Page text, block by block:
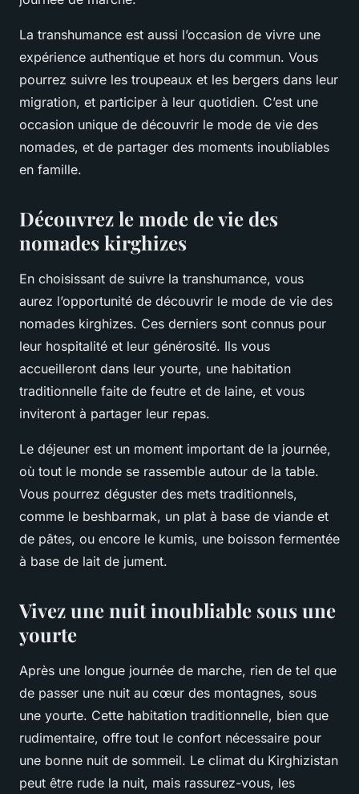
La transhumance est aussi l’occasion de vivre une
expérience authentique et hors du commun. Vous
pourrez suivre les troupeaux et les bergers dans leur
migration, et participer à leur quotidien. C’est une
occasion unique de découvrir le mode de vie des
nomades, et de partager des moments inoubliables
en famille.
Découvrez le mode de vie des
nomades kirghizes
En choisissant de suivre la transhumance, vous
aurez l’opportunité de découvrir le mode de vie des
nomades kirghizes. Ces derniers sont connus pour
leur hospitalité et leur générosité. Ils vous
accueilleront dans leur yourte, une habitation
traditionnelle faite de feutre et de laine, et vous
inviteront à partager leur repas.
Le déjeuner est un moment important de la journée,
où tout le monde se rassemble autour de la table.
Vous pourrez déguster des mets traditionnels,
comme le beshbarmak, un plat à base de viande et
de pâtes, ou encore le kumis, une boisson fermentée
à base de lait de jument.
Vivez une nuit inoubliable sous une
yourte
Après une longue journée de marche, rien de tel que
de passer une nuit au cœur des montagnes, sous
une yourte. Cette habitation traditionnelle, bien que
rudimentaire, offre tout le confort nécessaire pour
une bonne nuit de sommeil. Le climat du Kirghizistan
peut être rude la nuit, mais rassurez-vous, les